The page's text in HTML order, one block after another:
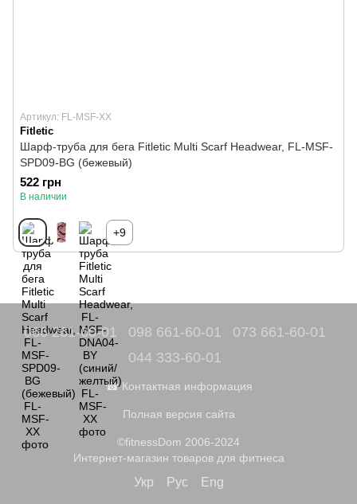
Артикул: FL-MSF-XX
Fitletic
Шарф-труба для бега Fitletic Multi Scarf Headwear, FL-MSF-
SPD09-BG (бежевый)
522 грн
В наличии
+9
066 261-60-01 098 661-60-01
073 661-60-01
044 333-60-01
☎ Контактная информация
Полная версия сайта
©fitnessDom 2006-2024
Интернет-магазин товаров для фитнеса
Укр Рус Eng